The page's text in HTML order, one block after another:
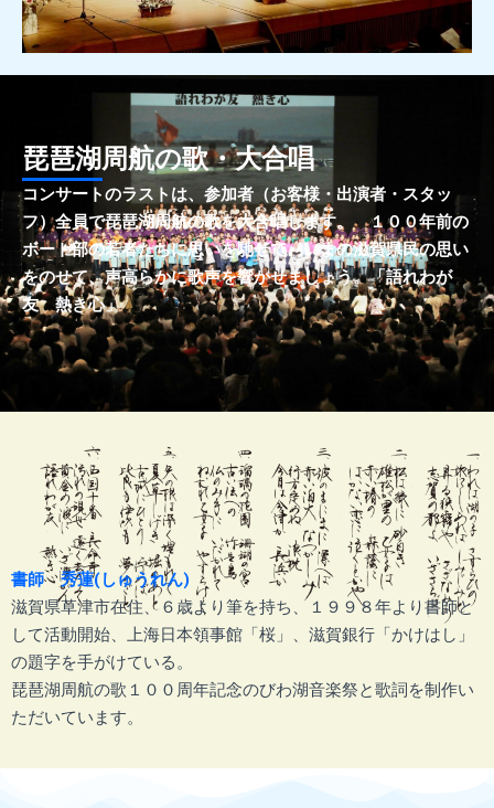
琵琶湖周航の歌・大合唱
コンサートのラストは、参加者（お客様・出演者・スタッ
フ）全員で琵琶湖周航の歌を大合唱します。 １００年前の
ボート部の若者たちに思いを馳せて、いまの滋賀県民の思い
をのせて、声高らかに歌声を響かせましょう。「語れわが
友 熱き心」
書師 秀蓮(しゅうれん)
滋賀県草津市在住、６歳より筆を持ち、１９９８年より書師と
して活動開始、上海日本領事館「桜」、滋賀銀行「かけはし」
の題字を手がけている。
琵琶湖周航の歌１００周年記念のびわ湖音楽祭と歌詞を制作い
ただいています。